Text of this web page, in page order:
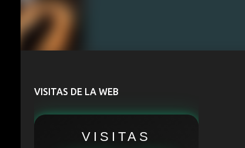
VISITAS DE LA WEB
VISITAS